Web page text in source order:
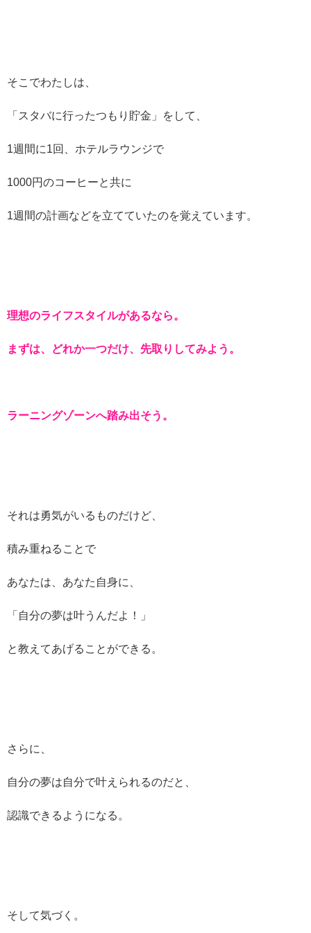
そこでわたしは、
「スタバに行ったつもり貯金」をして、
1週間に1回、ホテルラウンジで
1000円のコーヒーと共に
1週間の計画などを立てていたのを覚えています。
理想のライフスタイルがあるなら。
まずは、どれか一つだけ、先取りしてみよう。
ラーニングゾーンへ踏み出そう。
それは勇気がいるものだけど、
積み重ねることで
あなたは、あなた自身に、
「自分の夢は叶うんだよ！」
と教えてあげることができる。
さらに、
自分の夢は自分で叶えられるのだと、
認識できるようになる。
そして気づく。